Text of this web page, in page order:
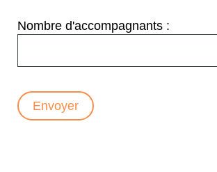
Nombre d'accompagnants :